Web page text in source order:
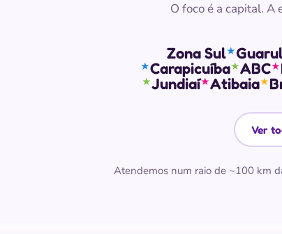
O foco é a capital. A
Zona Sul★
★Carapicuíba★ABC★
★Jundiaí★Atibaia★
Ver
Atendemos num raio de ~100 km